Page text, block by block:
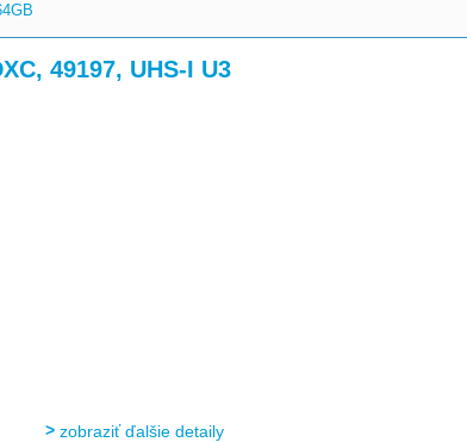
49197, UHS-I U3
zobraziť ďalšie detaily